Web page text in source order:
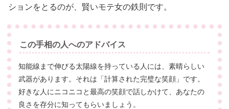
ションをとるのが、賢いモテ女の鉄則です。
この手相の人へのアドバイス
知能線まで伸びる太陽線を持っている人には、素晴らしい
武器があります。それは「計算された完璧な笑顔」です。
好きな人にニコニコと最高の笑顔で話しかけて、あなたの
良さを存分に知ってもらいましょう。